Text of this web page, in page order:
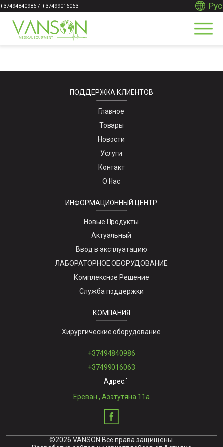
+37494840986 / +37499016063
ПОДДЕРЖКА КЛИЕНТОВ
Главное
Товары
Новости
Услуги
Контакт
О Нас
ИНФОРМАЦИОННЫЙ ЦЕНТР
Новые Продукты
Актуальный
Ввод в эксплуатацию
ЛАБОРАТОРНОЕ ОБОРУДОВАНИЕ
Комплексное Решение
Служба поддержки
КОМПАНИЯ
Хирургические оборудование
+37494840986
+37499016063
Адрес.`
Ереван , Азатутяна 11а
©2026 VANSON Все права защищены.